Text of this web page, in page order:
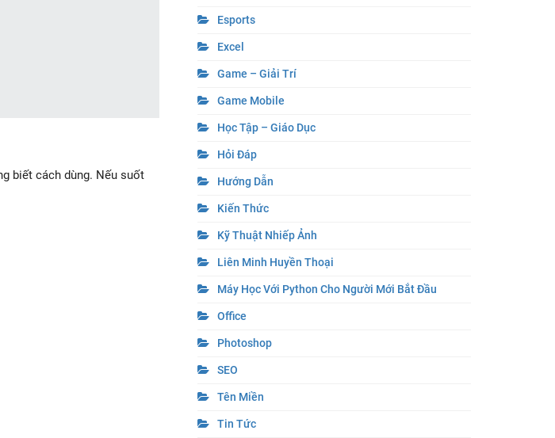
biết cách dùng. Nếu suốt
Esports
Excel
Game – Giải Trí
Game Mobile
Học Tập – Giáo Dục
Hỏi Đáp
Hướng Dẫn
Kiến Thức
Kỹ Thuật Nhiếp Ảnh
Liên Minh Huyền Thoại
Máy Học Với Python Cho Người Mới Bắt Đầu
Office
Photoshop
SEO
Tên Miền
Tin Tức